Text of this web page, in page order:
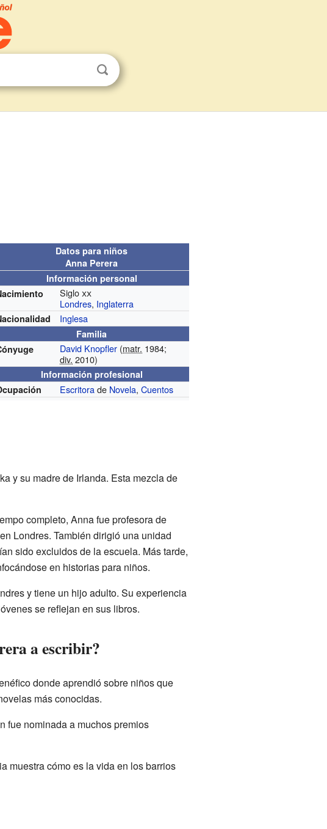
Datos para niños
Anna Perera
Información personal
Sigloxx
Londres, Inglaterra
Inglesa
Familia
David Knopfler (matr. 1984;
div. 2010)
Información profesional
Escritorade Novela,Cuentos
y su madre de Irlanda. Esta mezcla de
completo, Anna fue profesora de
Londres. También dirigió una unidad
sido excluidos de la escuela. Más tarde,
en historias para niños.
y tiene un hijo adulto. Su experiencia
se reflejan en sus libros.
a escribir?
donde aprendió sobre niños que
más conocidas.
fue nominada a muchos premios
muestra cómo es la vida en los barrios